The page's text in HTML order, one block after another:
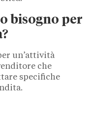
bisogno per
un’attività
che
specifiche